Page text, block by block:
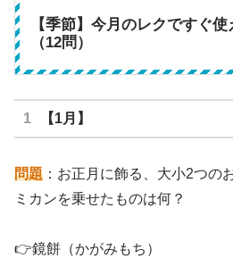
【季節】今月のレクですぐ
（12問）
【1月】
問題 ：お正月に飾る、大小2つの
ミカンを乗せたものは何？
👉鏡餅（かがみもち）